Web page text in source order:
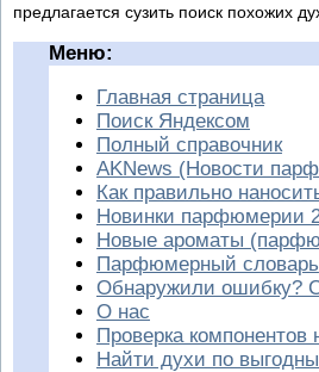
предлагается сузить поиск похожих
Меню:
Главная страница
Поиск Яндексом
Полный справочник
AKNews (Новости
Как правильно
Новинки парфюмерии
Новые ароматы
Парфюмерный словарь
Обнаружили ошибку?
О нас
Проверка компонентов
Найти духи по